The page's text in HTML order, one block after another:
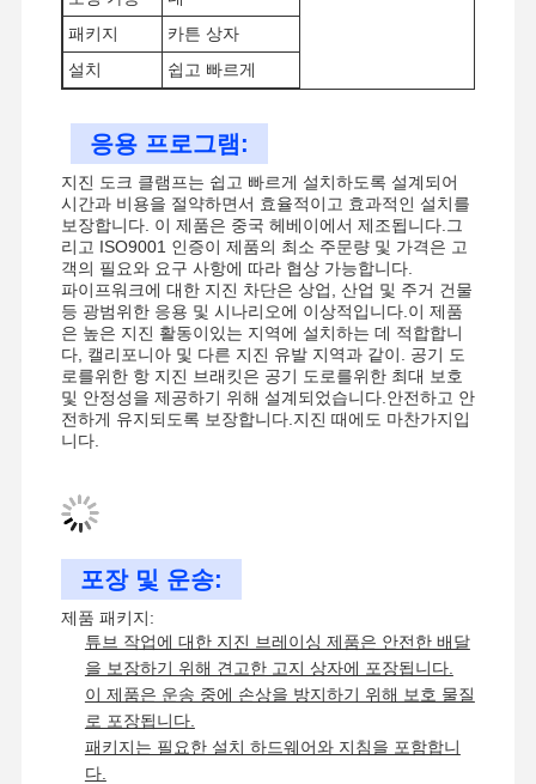
사건
지진용 목걸이
솔리드 스트루트 채널
앵글 채널 빔
케이블 트레이의 지진 지원
4 지진 보호
젤리화 된 앵글 브래킷
레이스웨이 케이블 트레이
케이블 바구니 용품
태양 전지 패널 철도 브래킷
패키지
카튼 상자
설치
쉽고 빠르게
응용 프로그램:
지진 도크 클램프는 쉽고 빠르게 설치하도록 설계되어
시간과 비용을 절약하면서 효율적이고 효과적인 설치를
보장합니다. 이 제품은 중국 헤베이에서 제조됩니다.그
리고 ISO9001 인증이 제품의 최소 주문량 및 가격은 고
객의 필요와 요구 사항에 따라 협상 가능합니다.
파이프워크에 대한 지진 차단은 상업, 산업 및 주거 건물
등 광범위한 응용 및 시나리오에 이상적입니다.이 제품
은 높은 지진 활동이있는 지역에 설치하는 데 적합합니
다, 캘리포니아 및 다른 지진 유발 지역과 같이. 공기 도
로를위한 항 지진 브래킷은 공기 도로를위한 최대 보호
및 안정성을 제공하기 위해 설계되었습니다.안전하고 안
전하게 유지되도록 보장합니다.지진 때에도 마찬가지입
니다.
포장 및 운송:
제품 패키지:
튜브 작업에 대한 지진 브레이싱 제품은 안전한 배달
을 보장하기 위해 견고한 고지 상자에 포장됩니다.
이 제품은 운송 중에 손상을 방지하기 위해 보호 물질
로 포장됩니다.
패키지는 필요한 설치 하드웨어와 지침을 포함합니
다.